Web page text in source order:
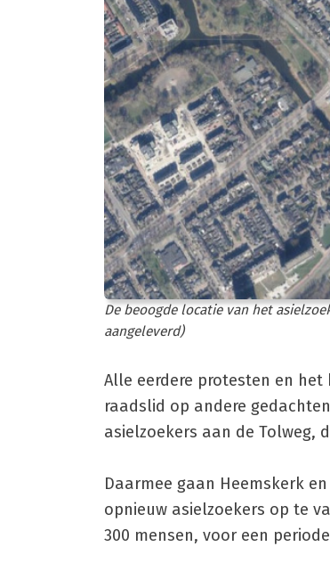
De beoogde locatie van het
aangeleverd)
Alle eerdere protesten en
raadslid op andere
asielzoekers aan de Tolweg,
Daarmee gaan Heemskerk
opnieuw asielzoekers op te
300 mensen, voor een